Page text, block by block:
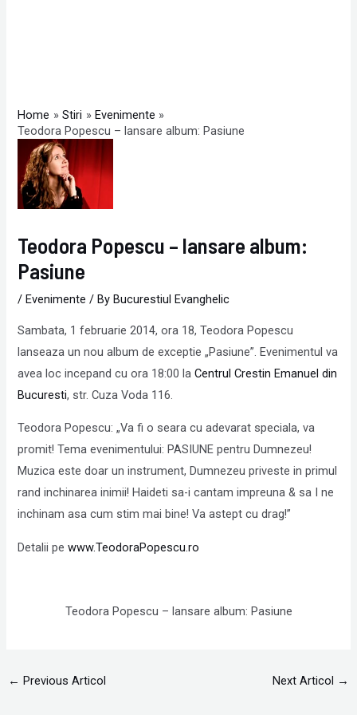
Home Stiri
Evenimente
Teodora Popescu – lansare album: Pasiune
Teodora Popescu – lansare album:
Pasiune
/Evenimente / ByBucurestiul Evanghelic
Sambata, 1 februarie 2014, ora 18, Teodora Popescu
lanseaza un nou album de exceptie „Pasiune”. Evenimentul va
avea loc incepand cu ora 18:00 laCentrul Crestin Emanuel din
Bucuresti, str. Cuza Voda 116.
Teodora Popescu: „Va fi o seara cu adevarat speciala, va
promit! Tema evenimentului: PASIUNE pentru Dumnezeu!
Muzica este doar un instrument, Dumnezeu priveste in primul
rand inchinarea inimii! Haideti sa-i cantam impreuna & sa I ne
inchinam asa cum stim mai bine! Va astept cu drag!”
Detalii pewww.TeodoraPopescu.ro
Teodora Popescu – lansare album: Pasiune
← Previous Articol Next Articol →